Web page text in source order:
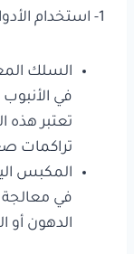
1- استخدام الأدوات اليدوية وتشمل:
السلك
في
تعتبر هذه
تراكمات
المكبس
في معالجة
الدهون أو